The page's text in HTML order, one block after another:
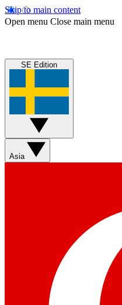
Skip to main content
Open menu Close main menu
SE Edition
Asia